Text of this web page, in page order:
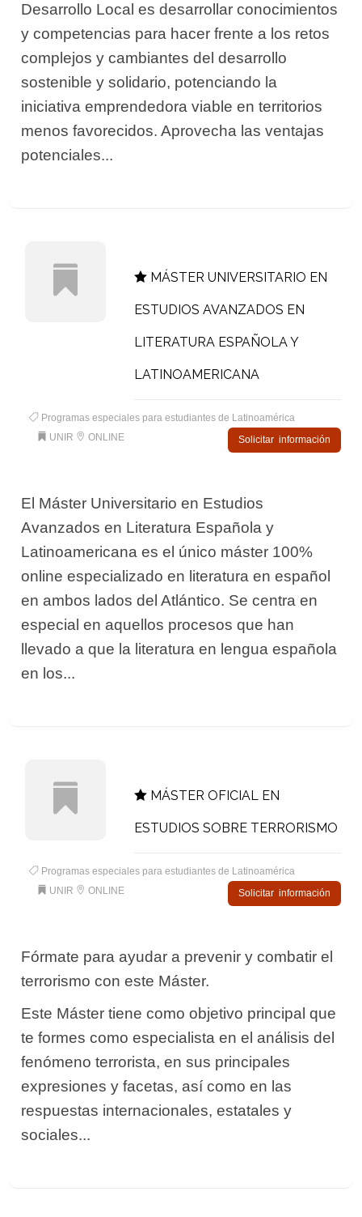
Desarrollo Local es desarrollar conocimientos
y competencias para hacer frente a los retos
complejos y cambiantes del desarrollo
sostenible y solidario, potenciando la
iniciativa emprendedora viable en territorios
menos favorecidos. Aprovecha las ventajas
potenciales...
MÁSTER UNIVERSITARIO EN
ESTUDIOS AVANZADOS EN
LITERATURA ESPAÑOLA Y
LATINOAMERICANA
Programas especiales para estudiantes de Latinoamérica
UNIR
ONLINE Solicitar información
El Máster Universitario en Estudios
Avanzados en Literatura Española y
Latinoamericana es el único máster 100%
online especializado en literatura en español
en ambos lados del Atlántico. Se centra en
especial en aquellos procesos que han
llevado a que la literatura en lengua española
en los...
MÁSTER OFICIAL EN
ESTUDIOS SOBRE TERRORISMO
Programas especiales para estudiantes de Latinoamérica
UNIR
ONLINE Solicitar información
Fórmate para ayudar a prevenir y combatir el
terrorismo con este Máster.
Este Máster tiene como objetivo principal que
te formes como especialista en el análisis del
fenómeno terrorista, en sus principales
expresiones y facetas, así como en las
respuestas internacionales, estatales y
sociales...